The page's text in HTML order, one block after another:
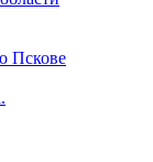
Пскове